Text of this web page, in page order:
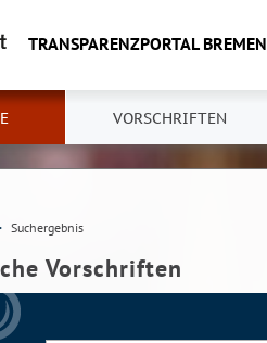
TRANSPARENZPORTAL BREMEN
VORSCHRIFTEN
Suchergebnis
Vorschriften